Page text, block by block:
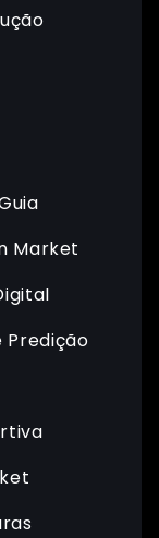
Market
Predição